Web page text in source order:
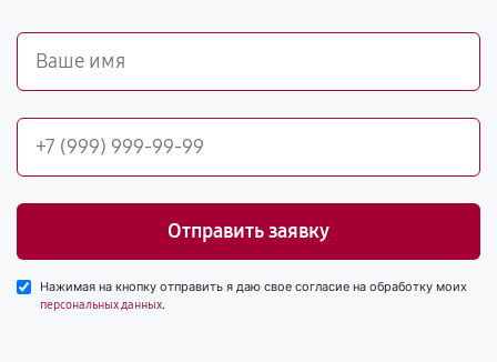
Отправить заявку
Нажимая на кнопку отправить я даю свое согласие на обработку моих
персональных данных.